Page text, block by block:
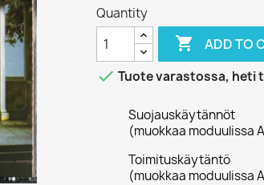
Quantity
 ADD TO
 Tuote varastossa, heti
Suojauskäytännöt
(muokkaa moduulissa
Toimituskäytäntö
(muokkaa moduulissa